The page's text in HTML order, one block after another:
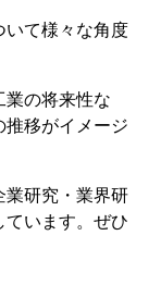
いて様々な角度
業の将来性な
推移がイメージ
業研究・業界研
います。ぜひ